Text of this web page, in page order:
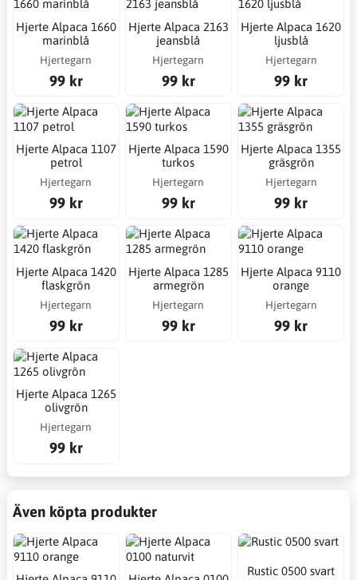
Hjerte Alpaca 1660
marinblå
Hjertegarn
99 kr
Hjerte Alpaca 2163
jeansblå
Hjertegarn
99 kr
Hjerte Alpaca 1620
ljusblå
Hjertegarn
99 kr
Hjerte Alpaca 1107
petrol
Hjertegarn
99 kr
Hjerte Alpaca 1590
turkos
Hjertegarn
99 kr
Hjerte Alpaca 1355
gräsgrön
Hjertegarn
99 kr
Hjerte Alpaca 1420
flaskgrön
Hjertegarn
99 kr
Hjerte Alpaca 1285
armegrön
Hjertegarn
99 kr
Hjerte Alpaca 9110
orange
Hjertegarn
99 kr
Hjerte Alpaca 1265
olivgrön
Hjertegarn
99 kr
Även köpta produkter
Rustic 0500 svart